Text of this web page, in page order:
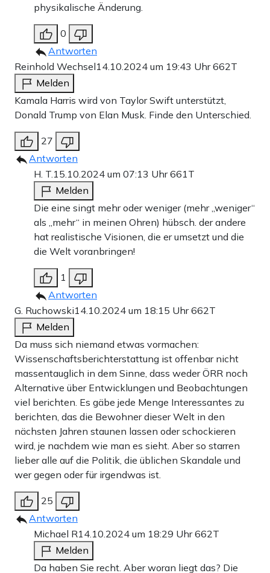
physikalische Änderung.
0
Antworten
Reinhold Wechsel14.10.2024 um 19:43 Uhr662T
Melden
Kamala Harris wird von Taylor Swift unterstützt,
Donald Trump von Elan Musk. Finde den Unterschied.
27
Antworten
H. T. 15.10.2024 um 07:13 Uhr661T
Melden
Die eine singt mehr oder weniger (mehr „weniger“
als „mehr“ in meinen Ohren) hübsch. der andere
hat realistische Visionen, die er umsetzt und die
die Welt voranbringen!
1
Antworten
G. Ruchowski14.10.2024 um 18:15 Uhr662T
Melden
Da muss sich niemand etwas vormachen:
Wissenschaftsberichterstattung ist offenbar nicht
massentauglich in dem Sinne, dass weder ÖRR noch
Alternative über Entwicklungen und Beobachtungen
viel berichten. Es gäbe jede Menge Interessantes zu
berichten, das die Bewohner dieser Welt in den
nächsten Jahren staunen lassen oder schockieren
wird, je nachdem wie man es sieht. Aber so starren
lieber alle auf die Politik, die üblichen Skandale und
wer gegen oder für irgendwas ist.
25
Antworten
Michael R14.10.2024 um 18:29 Uhr662T
Melden
Da haben Sie recht. Aber woran liegt das? Die